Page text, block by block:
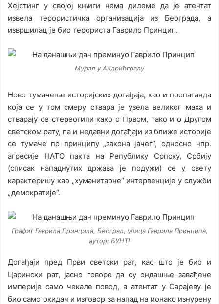
Хејстинг у својој књиги нема дилеме да је атентат
извела терористичка организација из Београда, а
извршилац је био терориста Гаврило Принцип.
Мурал у Андрићграду
Ново тумачење историјских догађаја, као и пропаганда
која се у том смеру ствара је узела великог маха и
стварају се стереотипи како о Првом, тако и о Другом
светском рату, па и недавни догађаји из ближе историје
се тумаче по принципу „закона јачег“, односно нпр.
агресије НАТО пакта на Републику Српску, Србију
(списак нападнутих држава је подужи) се у свету
карактеришу као „хуманитарне“ интервенције у служби
„демократије“.
Графит Гаврила Принципа, Београд, улица Гаврила Принципа,
аутор: БУНТ!
Догађаји пред Први светски рат, као што је био и
Царински рат, јасно говоре да су ондашње завађене
империје само чекале повод, а атентат у Сарајеву је
био само окидач и изговор за напад на ионако изнурену